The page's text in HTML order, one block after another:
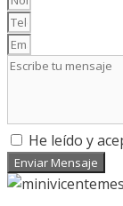
He leído y
Enviar Mensaje